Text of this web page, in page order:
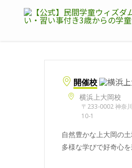
開催校
横浜上大岡校
〒233-0002 神奈
10-1
自然豊かな上大岡の
多様な学びで好奇心